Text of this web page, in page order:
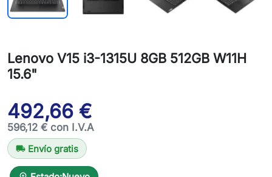
Lenovo V15 i3-1315U 8GB 512GB W11H
15.6"
492,66 €
596,12 € con I.V.A
local_shipping Envío gratis